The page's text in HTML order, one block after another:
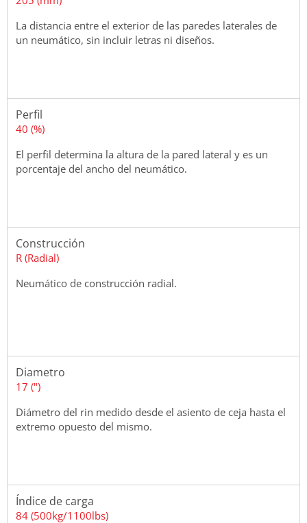
La distancia entre el exterior de las paredes laterales de
un neumático, sin incluir letras ni diseños.
Perfil
40 (%)
El perfil determina la altura de la pared lateral y es un
porcentaje del ancho del neumático.
Construcción
R (Radial)
Neumático de construcción radial.
Diametro
17 (")
Diámetro del rin medido desde el asiento de ceja hasta el
extremo opuesto del mismo.
Índice de carga
84 (500kg/1100lbs)